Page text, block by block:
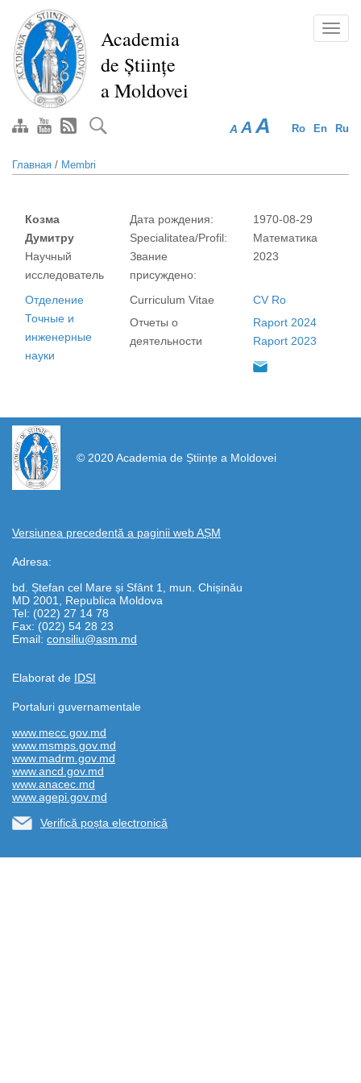
Перейти
основному
содержанию
Academia
de Științe
a Moldovei
Ro En Ru
A A A
Главная / Membri
Козма
Думитру
Научный
исследователь
Дата рождения:
Specialitatea/Profil:
Звание
присуждено:
1970-08-29
Математика
2023
Отделение
Точные и
инженерные
науки
Curriculum Vitae
Отчеты о
деятельности
CV Ro
Raport 2024
Raport 2023
© 2020 Academia de Științe a Moldovei
Versiunea precedentă a paginii web AȘM
Adresa:
bd. Ștefan cel Mare și Sfânt 1, mun. Chișinău
MD 2001, Republica Moldova
Tel: (022) 27 14 78
Fax: (022) 54 28 23
Email: consiliu@asm.md
Elaborat de IDSI
https://propletenie.ru/
Portaluri guvernamentale
www.mecc.gov.md
www.msmps.gov.md
www.madrm.gov.md
www.ancd.gov.md
www.anacec.md
www.agepi.gov.md
Verifică poșta electronică